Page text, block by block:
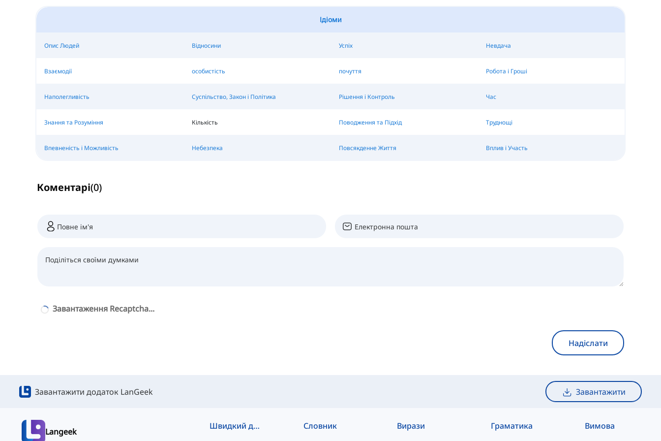
Ідіоми
Опис Людей Відносини Успіх Невдача
Взаємодії особистість почуття Робота і Гроші
Наполегливість Суспільство, Закон і Політика Рішення і Контроль Час
Знання та Розуміння Кількість Поводження та Підхід Труднощі
Впевненість і Можливість Небезпека Повсякденне Життя Вплив і Участь
Коментарі(0)
Завантаження Recaptcha...
Надіслати
Завантажити додаток LanGeek Завантажити
Langeek
Швидкий доступ Словник Вирази Граматика Вимова